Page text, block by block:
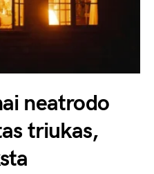
neatrodo
triukas,